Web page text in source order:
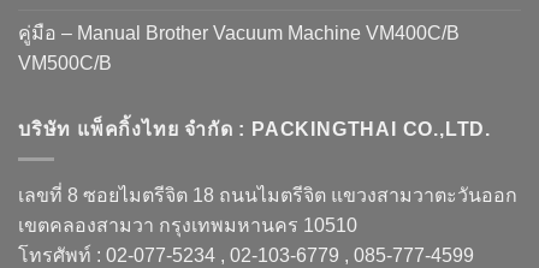
คู่มือ – Manual Brother Vacuum Machine VM400C/B
VM500C/B
บริษัท แพ็คกิ้งไทย จำกัด : PACKINGTHAI CO.,LTD.
เลขที่ 8 ซอยไมตรีจิต 18 ถนนไมตรีจิต แขวงสามวาตะวันออก
เขตคลองสามวา กรุงเทพมหานคร 10510
โทรศัพท์ : 02-077-5234 , 02-103-6779 , 085-777-4599